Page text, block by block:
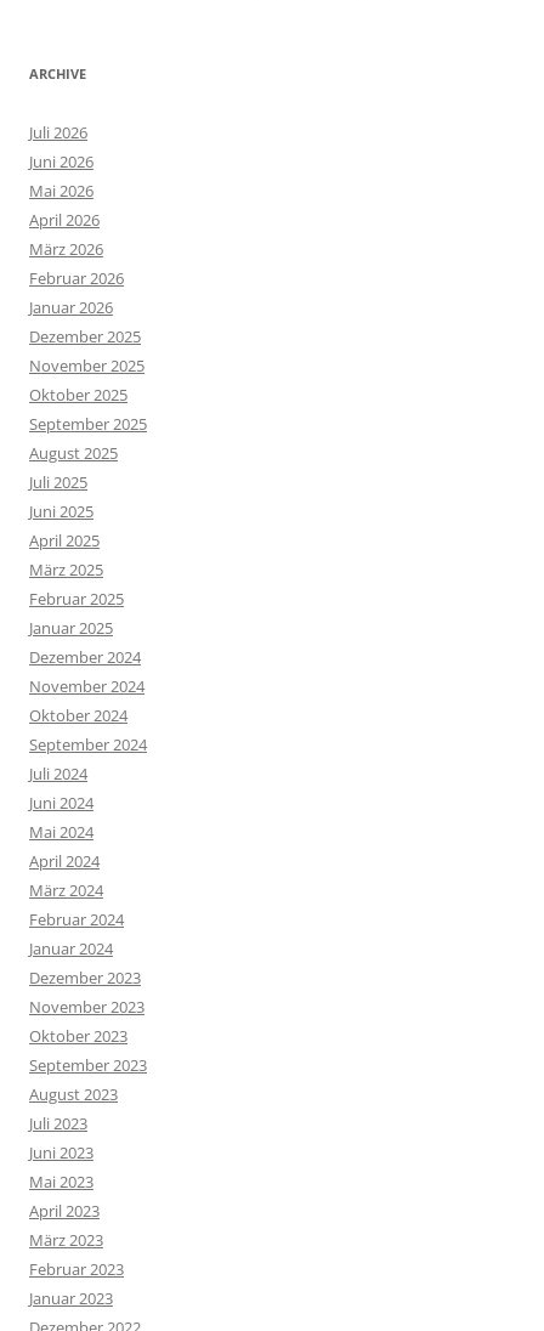
ARCHIVE
Juli 2026
Juni 2026
Mai 2026
April 2026
März 2026
Februar 2026
Januar 2026
Dezember 2025
November 2025
Oktober 2025
September 2025
August 2025
Juli 2025
Juni 2025
April 2025
März 2025
Februar 2025
Januar 2025
Dezember 2024
November 2024
Oktober 2024
September 2024
Juli 2024
Juni 2024
Mai 2024
April 2024
März 2024
Februar 2024
Januar 2024
Dezember 2023
November 2023
Oktober 2023
September 2023
August 2023
Juli 2023
Juni 2023
Mai 2023
April 2023
März 2023
Februar 2023
Januar 2023